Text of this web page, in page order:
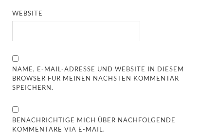
WEBSITE
NAME, E-MAIL-ADRESSE UND WEBSITE IN DIESEM
BROWSER FÜR MEINEN NÄCHSTEN KOMMENTAR
SPEICHERN.
BENACHRICHTIGE MICH ÜBER NACHFOLGENDE
KOMMENTARE VIA E-MAIL.